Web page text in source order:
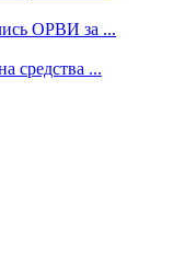
ОРВИ за ...
средства ...